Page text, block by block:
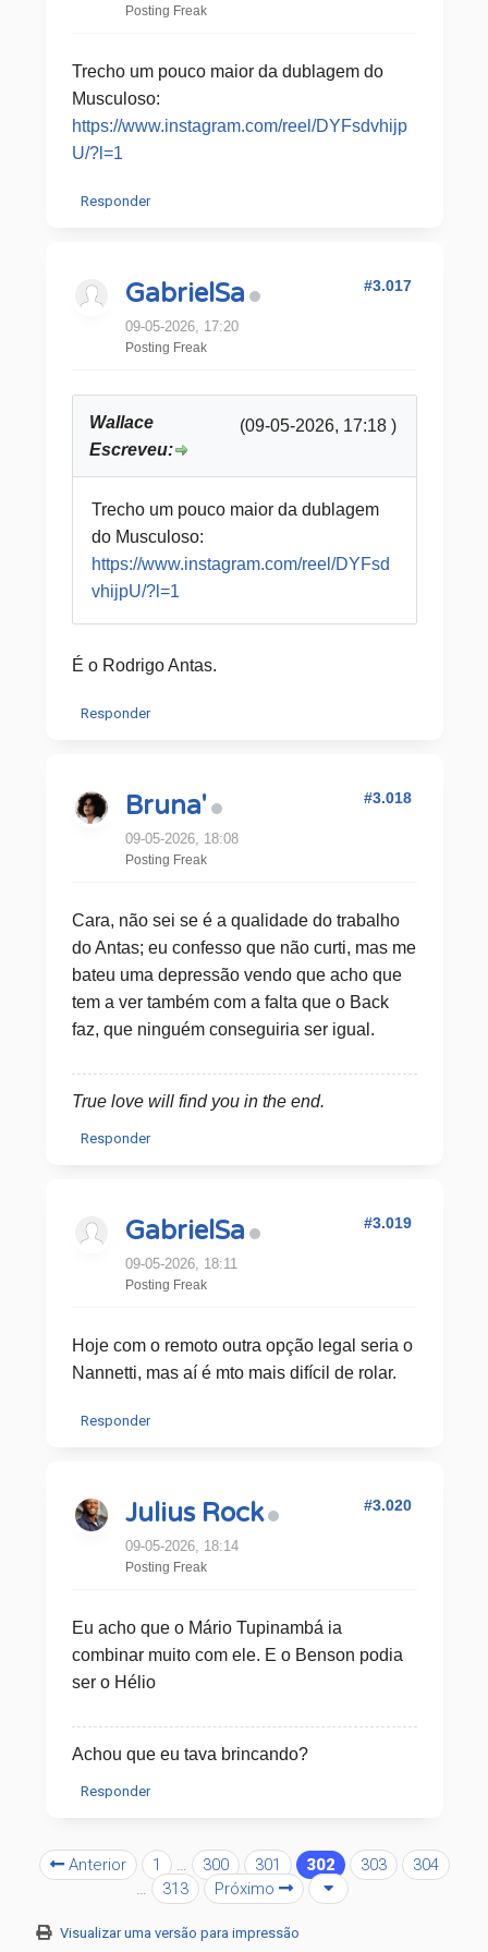
Posting Freak
Trecho um pouco maior da dublagem do
Musculoso:
https://www.instagram.com/reel/DYFsdvhijp
U/?l=1
Responder
GabrielSa
09-05-2026, 17:20
Posting Freak
#3.017
(09-05-2026, 17:18 )
Wallace
Escreveu:
Trecho um pouco maior da dublagem
do Musculoso:
https://www.instagram.com/reel/DYFsd
vhijpU/?l=1
É o Rodrigo Antas.
Responder
Bruna'
09-05-2026, 18:08
Posting Freak
#3.018
Cara, não sei se é a qualidade do trabalho
do Antas; eu confesso que não curti, mas me
bateu uma depressão vendo que acho que
tem a ver também com a falta que o Back
faz, que ninguém conseguiria ser igual.
True love will find you in the end.
Responder
GabrielSa
09-05-2026, 18:11
Posting Freak
#3.019
Hoje com o remoto outra opção legal seria o
Nannetti, mas aí é mto mais difícil de rolar.
Responder
Julius Rock
09-05-2026, 18:14
Posting Freak
#3.020
Eu acho que o Mário Tupinambá ia
combinar muito com ele. E o Benson podia
ser o Hélio
Achou que eu tava brincando?
Responder
Anterior 1 … 300 301 302 303
304
…
313 Próximo
Visualizar uma versão para impressão